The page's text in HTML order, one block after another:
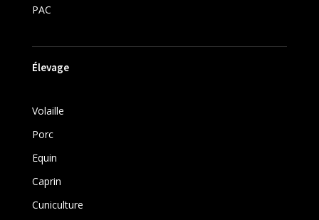
PAC
Élevage
Volaille
Porc
Equin
Caprin
Cuniculture